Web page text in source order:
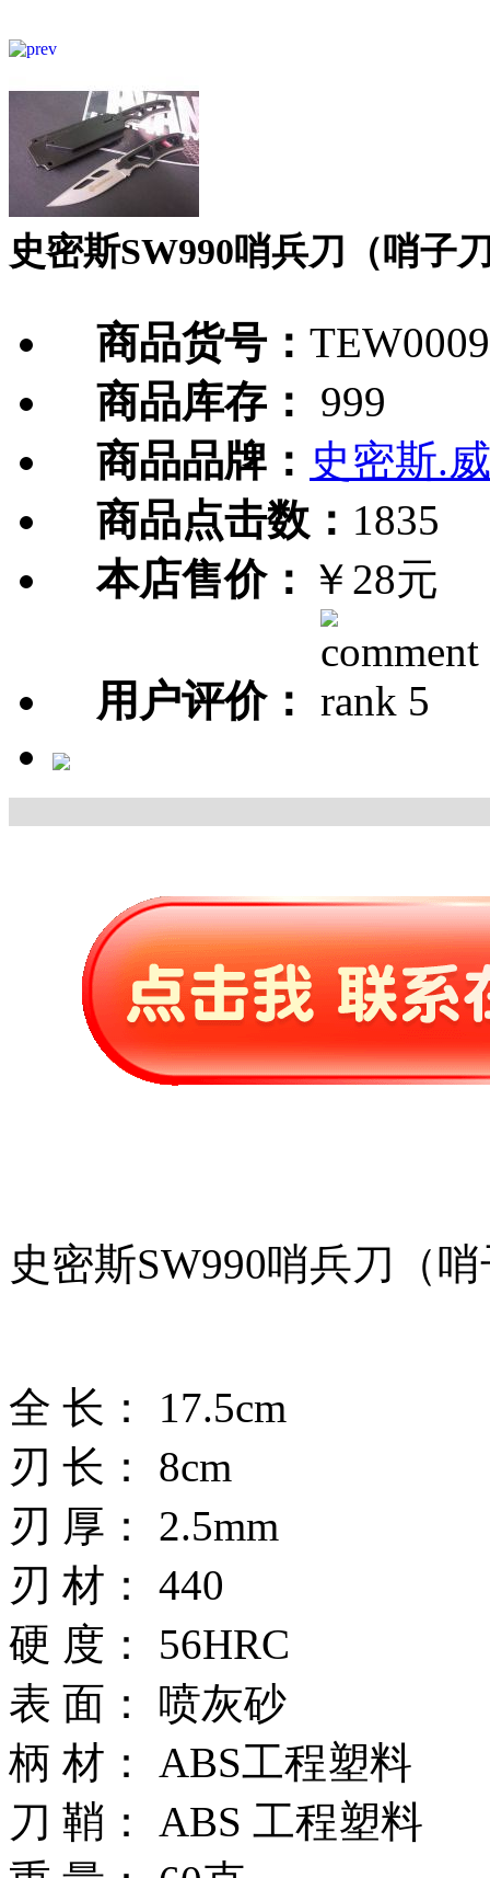
史密斯SW990哨兵刀（哨子
商品货号：
商品库存：
999
商品品牌： 史密斯.
商品点击数： 1835
本店售价： ￥28元
用户评价：
史密斯SW990哨兵刀（
全 长： 17.5cm
刃 长： 8cm
刃 厚： 2.5mm
刃 材： 440
硬 度： 56HRC
表 面： 喷灰砂
柄 材： ABS工程塑料
刀 鞘： ABS 工程塑料